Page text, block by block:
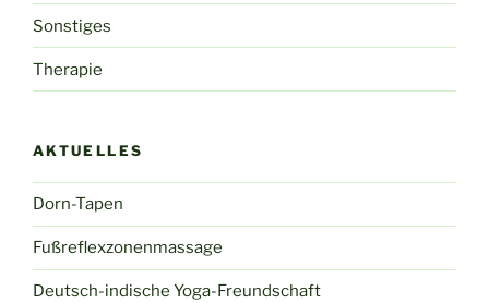
Sonstiges
Therapie
AKTUELLES
Dorn-Tapen
Fußreflexzonenmassage
Deutsch-indische Yoga-Freundschaft